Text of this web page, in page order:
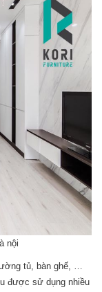
nội
tủ, bàn ghế, …
được sử dụng nhiều